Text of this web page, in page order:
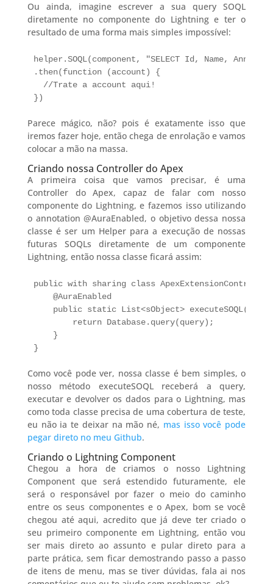
Ou ainda, imagine escrever a sua query SOQL
diretamente no componente do Lightning e ter o
resultado de uma forma mais simples impossível:
helper.SOQL(component, "SELECT Id, Name,
.then(function (account) {
  //Trate a account aqui!
})
Parece mágico, não? pois é exatamente isso que
iremos fazer hoje, então chega de enrolação e vamos
colocar a mão na massa.
Criando nossa Controller do Apex
A primeira coisa que vamos precisar, é uma
Controller do Apex, capaz de falar com nosso
componente do Lightning, e fazemos isso utilizando
o annotation @AuraEnabled, o objetivo dessa nossa
classe é ser um Helper para a execução de nossas
futuras SOQLs diretamente de um componente
Lightning, então nossa classe ficará assim:
public with sharing class
    @AuraEnabled
public static List<sObject>
        return Database.query(query);
    }
}
Como você pode ver, nossa classe é bem simples, o
nosso método executeSOQL receberá a query,
executar e devolver os dados para o Lightning, mas
como toda classe precisa de uma cobertura de teste,
eu não ia te deixar na mão né, mas isso você pode
pegar direto no meu Github.
Criando o Lightning Component
Chegou a hora de criamos o nosso Lightning
Component que será estendido futuramente, ele
será o responsável por fazer o meio do caminho
entre os seus componentes e o Apex, bom se você
chegou até aqui, acredito que já deve ter criado o
seu primeiro componente em Lightning, então vou
ser mais direto ao assunto e pular direto para a
parte prática, sem ficar demostrando passo a passo
de itens de menu, mas se tiver dúvidas, fala ai nos